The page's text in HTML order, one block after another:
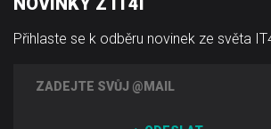
Přihlaste se k odběru novinek ze světa